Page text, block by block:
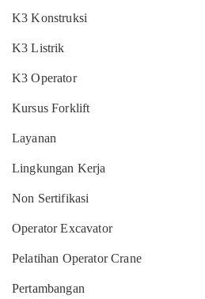
K3 Konstruksi
K3 Listrik
K3 Operator
Kursus Forklift
Layanan
Lingkungan Kerja
Non Sertifikasi
Operator Excavator
Pelatihan Operator Crane
Pertambangan